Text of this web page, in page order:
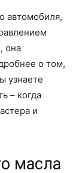
автомобиля,
она
о том,
узнаете
– когда
и
масла